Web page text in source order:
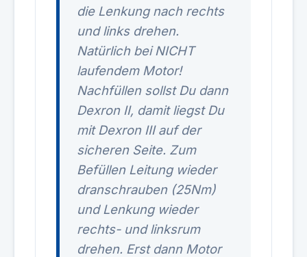
die Lenkung nach rechts
und links drehen.
Natürlich bei NICHT
laufendem Motor!
Nachfüllen sollst Du dann
Dexron II, damit liegst Du
mit Dexron III auf der
sicheren Seite. Zum
Befüllen Leitung wieder
dranschrauben (25Nm)
und Lenkung wieder
rechts- und linksrum
drehen. Erst dann Motor